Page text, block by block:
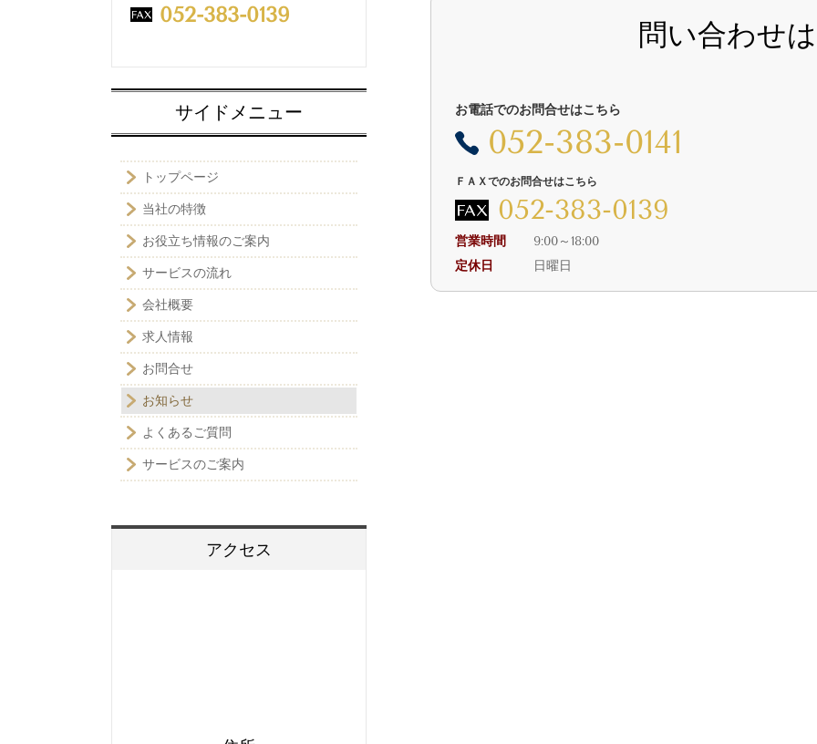
問い合わせ
お電話でのお問合せはこちら
052-383-0141
ＦＡＸでのお問合せはこちら
052-383-0139
営業時間
9:00～18:00
定休日
日曜日
052-383-0139
サイドメニュー
トップページ
当社の特徴
お役立ち情報のご案内
サービスの流れ
会社概要
求人情報
お問合せ
お知らせ
よくあるご質問
サービスのご案内
アクセス